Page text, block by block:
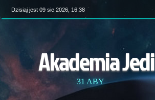
Dzisiaj jest 09 sie 2026, 16:38
Akademia Jedi
31 ABY